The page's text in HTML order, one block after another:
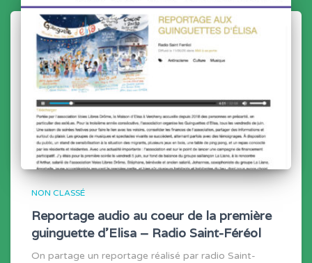
NON CLASSÉ
Reportage audio au coeur de la première
guinguette d’Elisa – Radio Saint-Féréol
On partage un reportage réalisé par radio Saint-